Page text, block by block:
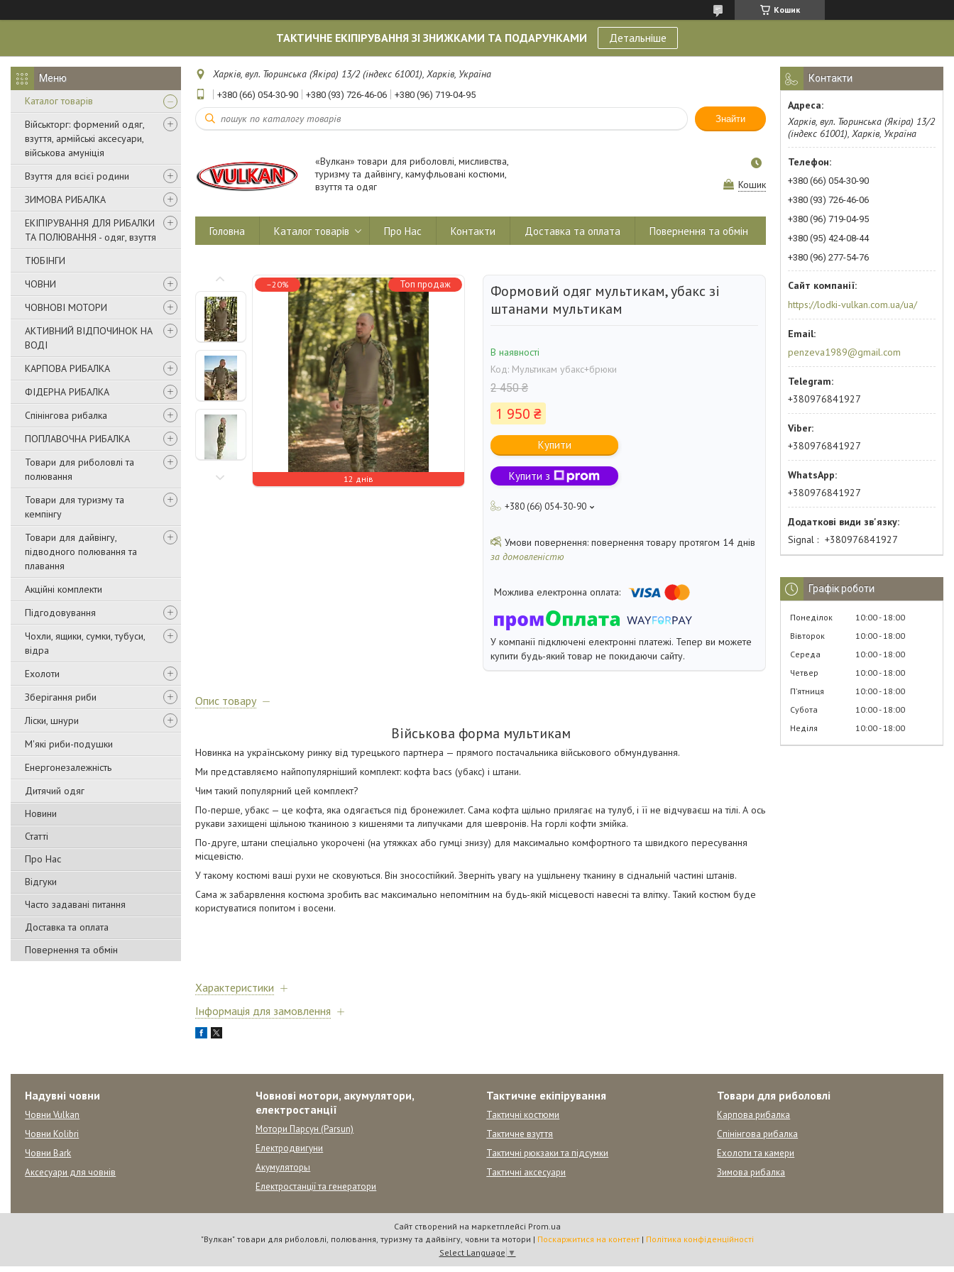
Кошик
ТАКТИЧНЕ ЕКІПІРУВАННЯ ЗІ ЗНИЖКАМИ ТА ПОДАРУНКАМИ Детальніше
Каталог товарів
Військторг: формений одяг,
взуття, армійські аксесуари,
військова амуніція
Взуття для всієї родини
ЗИМОВА РИБАЛКА
ЕКІПІРУВАННЯ ДЛЯ РИБАЛКИ
ТА ПОЛЮВАННЯ - одяг, взуття
ТЮБІНГИ
ЧОВНИ
ЧОВНОВІ МОТОРИ
АКТИВНИЙ ВІДПОЧИНОК НА
ВОДІ
КАРПОВА РИБАЛКА
ФІДЕРНА РИБАЛКА
Спінінгова рибалка
ПОПЛАВОЧНА РИБАЛКА
Товари для риболовлі та
полювання
Товари для туризму та
кемпінгу
Товари для дайвінгу,
підводного полювання та
плавання
Акційні комплекти
Підгодовування
Чохли, ящики, сумки, тубуси,
відра
Ехолоти
Зберігання риби
Ліски, шнури
М'які риби-подушки
Енергонезалежність
Дитячий одяг
Новини
Статті
Про Нас
Відгуки
Часто задавані питання
Доставка та оплата
Повернення та обмін
Харків, вул. Тюринська (Якіра) 13/2 (індекс 61001), Харків, Україна
+380 (66) 054-30-90 +380 (93) 726-46-06 +380 (96) 719-04-95
Знайти
«Вулкан» товари для риболовлі, мисливства,
туризму та дайвінгу, камуфльовані костюми,
взуття та одяг
Кошик
Головна Каталог товарів Про Нас Контакти Доставка та оплата Повернення та обмін
Топ продаж
–20%
12 днів
Формовий одяг мультикам, убакс зі
штанами мультикам
В наявності
Код: Мультикам убакс+брюки
2 450 ₴
1 950 ₴
Купити
Купити з
+380 (66) 054-30-90
повернення товару протягом 14 днів
за домовленістю
У компанії підключені електронні платежі. Тепер ви можете
купити будь-який товар не покидаючи сайту.
Опис товару
Військова форма мультикам
Новинка на українському ринку від турецького партнера — прямого постачальника військового обмундування.
Ми представляємо найпопулярніший комплект: кофта bacs (убакс) і штани.
Чим такий популярний цей комплект?
По-перше, убакс — це кофта, яка одягається під бронежилет. Сама кофта щільно прилягає на тулуб, і її не відчуваєш на тілі. А ось
рукави захищені щільною тканиною з кишенями та липучками для шевронів. На горлі кофти змійка.
По-друге, штани спеціально укорочені (на утяжках або гумці знизу) для максимально комфортного та швидкого пересування
місцевістю.
У такому костюмі ваші рухи не сковуються. Він зносостійкий. Зверніть увагу на ущільнену тканину в сіднальній частині штанів.
Сама ж забарвлення костюма зробить вас максимально непомітним на будь-якій місцевості навесні та влітку. Такий костюм буде
користуватися попитом і восени.
Характеристики
Інформація для замовлення
Контакти
Харків, вул. Тюринська (Якіра) 13/2
(індекс 61001), Харків, Україна
+380 (66) 054-30-90
+380 (93) 726-46-06
+380 (96) 719-04-95
+380 (95) 424-08-44
+380 (96) 277-54-76
https://lodki-vulkan.com.ua/ua/
penzeva1989@gmail.com
+380976841927
+380976841927
+380976841927
Signal +380976841927
Графік роботи
Понеділок 10:00 18:00
Вівторок
10:00 18:00
Середа
10:00 18:00
Четвер
10:00 18:00
Пʼятниця
10:00 18:00
Субота
10:00 18:00
Неділя
10:00 18:00
Надувні човни
Човни Vulkan
Човни Kolibri
Човни Bark
Аксесуари для човнів
Човнові мотори, акумулятори,
електростанції
Мотори Парсун (Parsun)
Електродвигуни
Акумуляторы
Електростанції та генератори
Тактичне екіпірування
Тактичні костюми
Тактичне взуття
Тактичні рюкзаки та підсумки
Тактичні аксесуари
Товари для риболовлі
Карпова рибалка
Спінінгова рибалка
Ехолоти та камери
Зимова рибалка
Сайт створений на маркетплейсі Prom.ua
"Вулкан" товари для риболовлі, полювання, туризму та дайвінгу, човни та мотори | Поскаржитися на контент | Політика конфіденційності
Select Language ▼